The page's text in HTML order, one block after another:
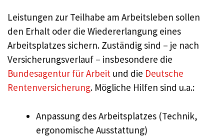
Leistungen zur Teilhabe am Arbeitsleben sollen
den Erhalt oder die Wiedererlangung eines
Arbeitsplatzes sichern. Zuständig sind – je nach
Versicherungsverlauf – insbesondere die
Bundesagentur für Arbeit und die Deutsche
Rentenversicherung. Mögliche Hilfen sind u.a.:
Anpassung des Arbeitsplatzes (Technik,
ergonomische Ausstattung)